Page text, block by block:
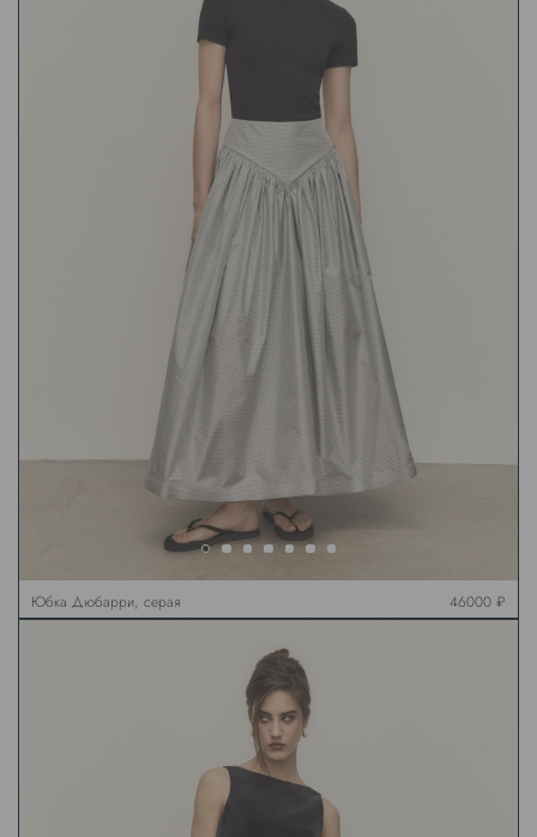
Юбка Дюбарри, серая 46000 ₽